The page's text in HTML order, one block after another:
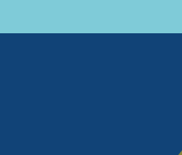
Wir fordern eine